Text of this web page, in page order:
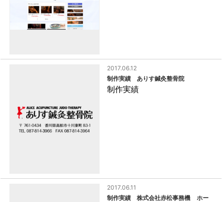
制作実績 ありす鍼灸整骨院
制作実績
2017.06.12
制作実績 株式会社赤松事務機 ホー
2017.06.11